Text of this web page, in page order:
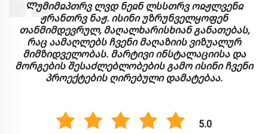
Ლუმიმჲპთრვ ლვდ ნეჲნ ლსსთრვ ოჲჟლვენჲ
ჟრანთრვ ნაჟ. ისინი უზრუნველყოფენ
თანმიმდევრულ, მაღალხარისხიან განათებას,
რაც აამაღლებს ჩვენი მაღაზიის ვიზუალურ
მიმზიდველობას. მარტივი ინსტალაციისა და
მორგების შესაძლებლობების გამო ისინი ჩვენი
პროექტების ღირებული დამატებაა.
5.0